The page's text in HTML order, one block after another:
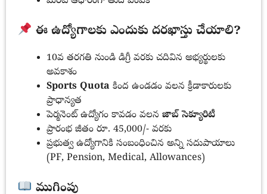
ఈ ఉద్యోగాలకు ఎందుకు దరఖాస్తు చేయాలి?
10వ తరగతి నుండి డిగ్రీ వరకు చదివిన అభ్యర్థులకు
అవకాశం
Sports Quota కింద ఉండడం వలన క్రీడాకారులకు
ప్రాధాన్యత
పెర్మనెంట్ ఉద్యోగం కావడం వలన జాబ్ సెక్యూరిటీ
ప్రారంభ జీతం రూ. 45,000/- వరకు
ప్రభుత్వ ఉద్యోగానికి సంబంధించిన అన్ని సదుపాయాలు
(PF, Pension, Medical, Allowances)
ముగింపు